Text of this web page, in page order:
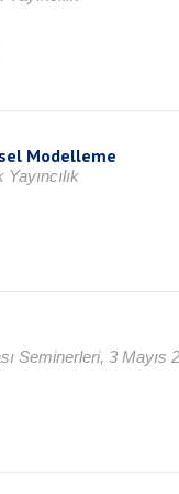
Modelleme
Seminerleri, 3 Mayıs